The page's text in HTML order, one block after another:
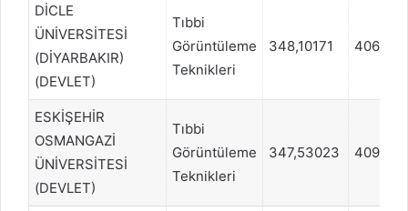
DİCLE
ÜNİVERSİTESİ
(DİYARBAKIR)
(DEVLET)
Tıbbi
Görüntüleme
Teknikleri
348,10171 406158
ESKİŞEHİR
OSMANGAZİ
ÜNİVERSİTESİ
(DEVLET)
Tıbbi
Görüntüleme
Teknikleri
347,53023 409571